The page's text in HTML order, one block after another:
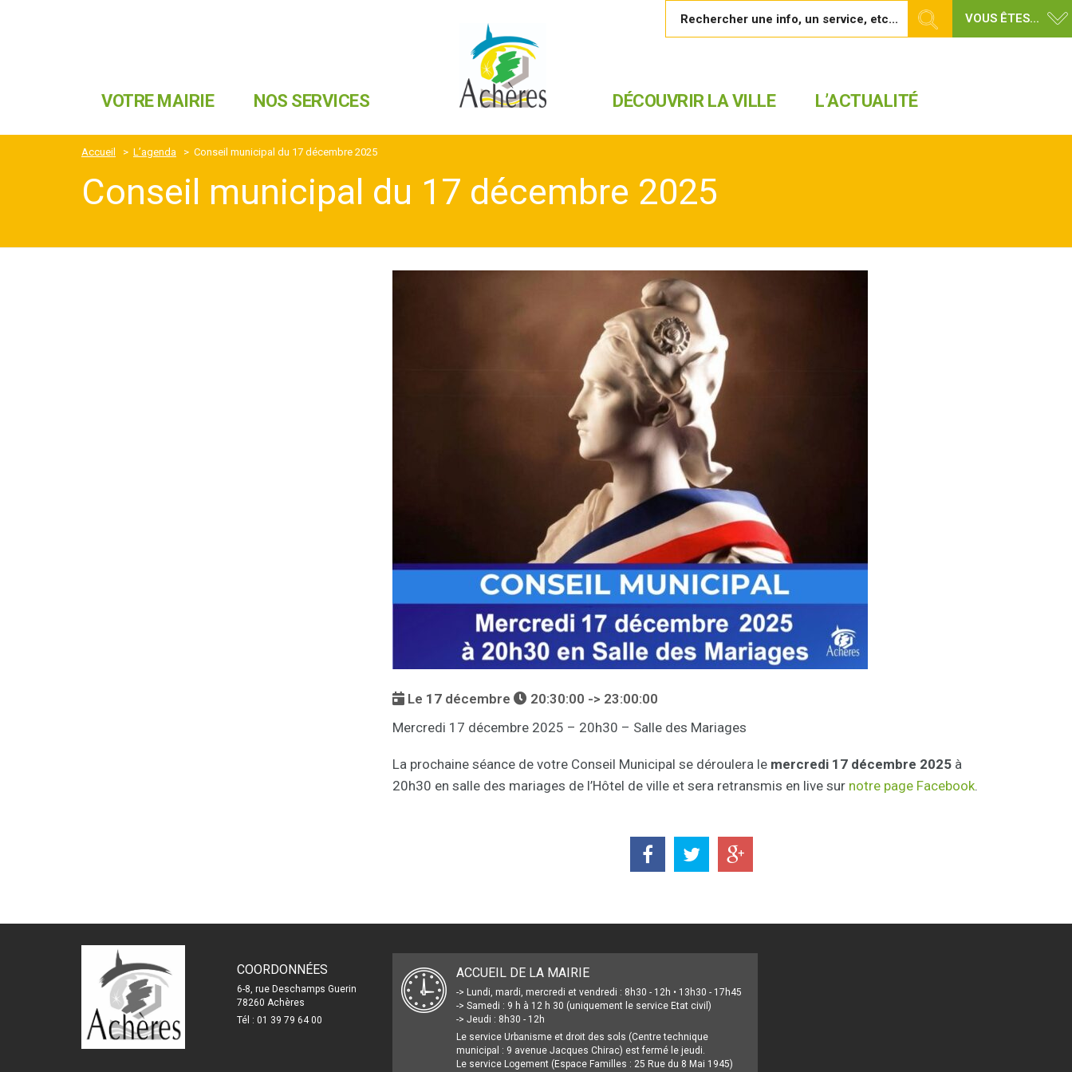
VOUS ÊTES...
VOTRE MAIRIE NOS SERVICES DÉCOUVRIR LA VILLE L’ACTUALITÉ
Accueil > L’agenda > Conseil municipal du 17 décembre 2025
Conseil municipal du 17 décembre 2025
Le 17 décembre
20:30:00 -> 23:00:00
Mercredi 17 décembre 2025 – 20h30 – Salle des Mariages
La prochaine séance de votre Conseil Municipal se déroulera le mercredi 17 décembre 2025 à
20h30 en salle des mariages de l’Hôtel de ville et sera retransmis en live sur notre page Facebook.
COORDONNÉES
6-8, rue Deschamps Guerin
78260 Achères
Tél : 01 39 79 64 00
ACCUEIL DE LA MAIRIE
-> Lundi, mardi, mercredi et vendredi : 8h30 - 12h • 13h30 - 17h45
-> Samedi : 9 h à 12 h 30 (uniquement le service Etat civil)
-> Jeudi : 8h30 - 12h
Le service Urbanisme et droit des sols (Centre technique
municipal : 9 avenue Jacques Chirac) est fermé le jeudi.
Le service Logement (Espace Familles : 25 Rue du 8 Mai 1945)